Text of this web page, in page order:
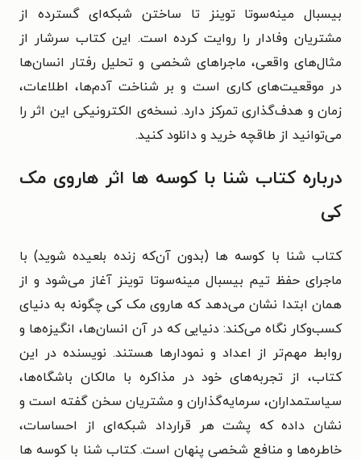
بیسبال مینه‌سوتا توینز تا ساختن شبکه‌ای گسترده از
مشتریان وفادار را روایت کرده است. این کتاب سرشار از
مثال‌های واقعی، ماجراهای شخصی و تحلیل رفتار انسان‌ها
در موقعیت‌های کاری است و بر شناخت آدم‌ها، اطلاعات،
زمان و هدف‌گذاری تمرکز دارد. نسخه‌ی الکترونیکی این اثر را
می‌توانید از طاقچه خرید و دانلود کنید.
درباره کتاب شنا با کوسه ها اثر هاروی مک‌
کی
کتاب شنا با کوسه‌ ها (بدون آن‌که زنده بلعیده شوید) با
ماجرای حفظ تیم بیسبال مینه‌سوتا توینز آغاز می‌شود و از
همان ابتدا نشان می‌دهد که هاروی مک‌ کی چگونه به دنیای
کسب‌وکار نگاه می‌کند: دنیایی که در آن انسان‌ها، انگیزه‌ها و
روابط مهم‌تر از اعداد و نمودارها هستند. نویسنده در این
کتاب، از تجربه‌های خود در مذاکره با مالکان باشگاه‌ها،
سیاستمداران، سرمایه‌گذاران و مشتریان سخن گفته است و
نشان داده که پشت هر قرارداد شبکه‌ای از احساسات،
خاطره‌ها و منافع شخصی پنهان است.کتاب شنا با کوسه‌ ها